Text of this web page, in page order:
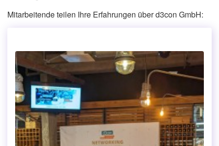
Mitarbeitende teilen Ihre Erfahrungen über d3con GmbH: